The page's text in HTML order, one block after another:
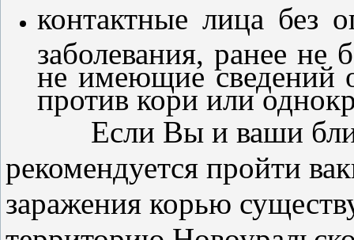
контактные лица без
заболевания, ранее
не имеющие сведений
против кори или
Если Вы и ваши
рекомендуется пройти
заражения корью